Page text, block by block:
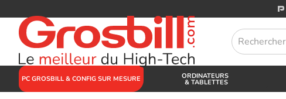
PC GROSBILL & CONFIG SUR MESURE ORDINATEURS
& TABLETTES